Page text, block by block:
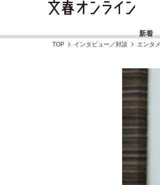
新着
TOP インタビュー／対談 エンタメ